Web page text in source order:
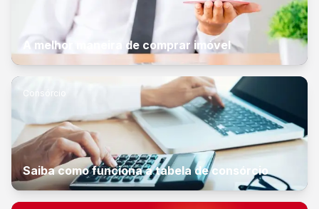
A melhor maneira de comprar imóvel
Consórcio
Saiba como funciona a tabela de consórcio